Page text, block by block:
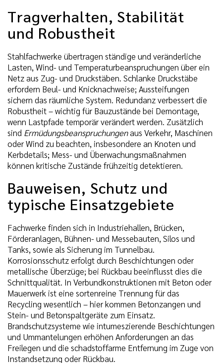
Tragverhalten, Stabilität
und Robustheit
Stahlfachwerke übertragen ständige und veränderliche
Lasten, Wind- und Temperaturbeanspruchungen über ein
Netz aus Zug- und Druckstäben. Schlanke Druckstäbe
erfordern Beul- und Knicknachweise; Aussteifungen
sichern das räumliche System. Redundanz verbessert die
Robustheit – wichtig für Bauzustände bei Demontage,
wenn Lastpfade temporär verändert werden. Zusätzlich
sind Ermüdungsbeanspruchungenaus Verkehr, Maschinen
oder Wind zu beachten, insbesondere an Knoten und
Kerbdetails; Mess- und Überwachungsmaßnahmen
können kritische Zustände frühzeitig detektieren.
Bauweisen, Schutz und
typische Einsatzgebiete
Fachwerke finden sich in Industriehallen, Brücken,
Förderanlagen, Bühnen- und Messebauten, Silos und
Tanks, sowie als Sicherung im Tunnelbau.
Korrosionsschutz erfolgt durch Beschichtungen oder
metallische Überzüge; bei Rückbau beeinflusst dies die
Schnittqualität. In Verbundkonstruktionen mit Beton oder
Mauerwerk ist eine sortenreine Trennung für das
Recycling wesentlich – hier kommen Betonzangen und
Stein- und Betonspaltgeräte zum Einsatz.
Brandschutzsysteme wie intumeszierende Beschichtungen
und Ummantelungen erhöhen Anforderungen an das
Freilegen und die schadstoffarme Entfernung im Zuge von
Instandsetzung oder Rückbau.